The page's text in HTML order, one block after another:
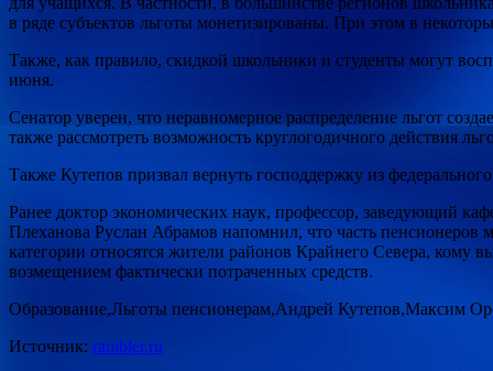
в ряде субъектов льготы монетизированы. При этом в
Также, как правило, скидкой школьники и студенты могут
июня.
Сенатор уверен, что неравномерное распределение льгот
также рассмотреть возможность круглогодичного действия
Также Кутепов призвал вернуть господдержку из
Ранее доктор экономических наук, профессор, заведующий
Плеханова Руслан Абрамов напомнил, что часть пенсионеров
категории относятся жители районов Крайнего Севера, кому
возмещением фактически потраченных средств.
Образование,Льготы пенсионерам,Андрей Кутепов,Максим
Источник: rambler.ru